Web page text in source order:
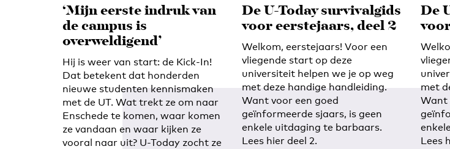
‘Mijn eerste indruk van
de campus is
overweldigend’
Hij is weer van start: de Kick-In!
Dat betekent dat honderden
nieuwe studenten kennismaken
met de UT. Wat trekt ze om naar
Enschede te komen, waar komen
ze vandaan en waar kijken ze
vooral naar uit? U-Today zocht ze
De U-Today survivalgids
voor eerstejaars, deel 2
Welkom, eerstejaars! Voor een
vliegende start op deze
universiteit helpen we je op weg
met deze handige handleiding.
Want voor een goed
geïnformeerde sjaars, is geen
enkele uitdaging te barbaars.
Lees hier deel 2.
De
met
Want
Lees